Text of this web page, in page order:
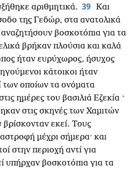
αριθμητικά. 39 Και
της Γεδώρ, στα ανατολικά
βοσκοτόπια για τα
βρήκαν πλούσια και καλά
ήταν ευρύχωρος, ήσυχος
κάτοικοι ήταν
των οποίων τα ονόματα
ημέρες του βασιλιά Εζεκία +
στις σκηνές των Χαμιτών
εκεί. Τους
μέχρι σήμερα· και
στην περιοχή αντί για
υπήρχαν βοσκοτόπια για τα